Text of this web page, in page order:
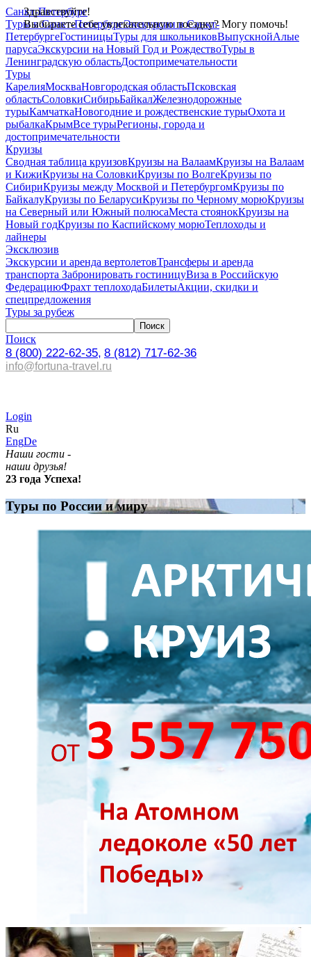
Здравствуйте!
Выбираете себе увлекательную поездку? Могу помочь!
Санкт-Петербург
Туры в Санкт-ПетербургЭкскурсии в Санкт-
ПетербургеГостиницыТуры для школьниковВыпускнойАлые
парусаЭкскурсии на Новый Год и РождествоТуры в
Ленинградскую областьДостопримечательности
Туры
КарелияМоскваНовгородская областьПсковская
областьСоловкиСибирьБайкалЖелезнодорожные
турыКамчаткаНовогодние и рождественские турыОхота и
рыбалкаКрымВсе турыРегионы, города и
достопримечательности
Круизы
Сводная таблица круизовКруизы на ВалаамКруизы на Валаам
и КижиКруизы на СоловкиКруизы по ВолгеКруизы по
СибириКруизы между Москвой и ПетербургомКруизы по
БайкалуКруизы по БеларусиКруизы по Черному морюКруизы
на Северный или Южный полюсаМеста стоянокКруизы на
Новый годКруизы по Каспийскому морюТеплоходы и
лайнеры
Эксклюзив
Экскурсии и аренда вертолетовТрансферы и аренда
транспорта Забронировать гостиницуВиза в Российскую
ФедерациюФрахт теплоходаБилетыАкции, скидки и
спецпредложения
Туры за рубеж
Поиск
8 (800) 222-62-35, 8 (812) 717-62-36
info@fortuna-travel.ru
Login
Ru
EngDe
Наши гости -
наши друзья!
23 года Успеха!
Туры по России и миру